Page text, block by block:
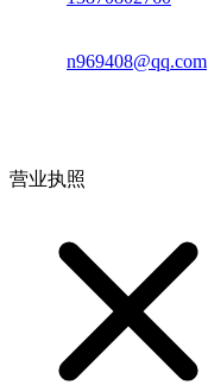
n969408@qq.com
营业执照